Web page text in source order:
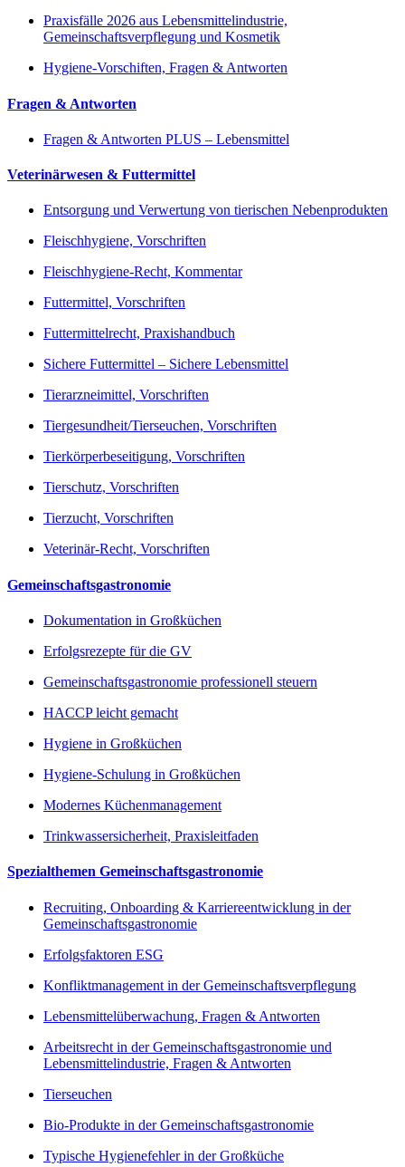
Praxisfälle 2026 aus Lebensmittelindustrie,
Gemeinschaftsverpflegung und Kosmetik
Hygiene-Vorschiften, Fragen & Antworten
Fragen & Antworten
Fragen & Antworten PLUS – Lebensmittel
Veterinärwesen & Futtermittel
Entsorgung und Verwertung von tierischen Nebenprodukten
Fleischhygiene, Vorschriften
Fleischhygiene-Recht, Kommentar
Futtermittel, Vorschriften
Futtermittelrecht, Praxishandbuch
Sichere Futtermittel – Sichere Lebensmittel
Tierarzneimittel, Vorschriften
Tiergesundheit/Tierseuchen, Vorschriften
Tierkörperbeseitigung, Vorschriften
Tierschutz, Vorschriften
Tierzucht, Vorschriften
Veterinär-Recht, Vorschriften
Gemeinschaftsgastronomie
Dokumentation in Großküchen
Erfolgsrezepte für die GV
Gemeinschaftsgastronomie professionell steuern
HACCP leicht gemacht
Hygiene in Großküchen
Hygiene-Schulung in Großküchen
Modernes Küchenmanagement
Trinkwassersicherheit, Praxisleitfaden
Spezialthemen Gemeinschaftsgastronomie
Recruiting, Onboarding & Karriereentwicklung in der
Gemeinschaftsgastronomie
Erfolgsfaktoren ESG
Konfliktmanagement in der Gemeinschaftsverpflegung
Lebensmittelüberwachung, Fragen & Antworten
Arbeitsrecht in der Gemeinschaftsgastronomie und
Lebensmittelindustrie, Fragen & Antworten
Tierseuchen
Bio-Produkte in der Gemeinschaftsgastronomie
Typische Hygienefehler in der Großküche